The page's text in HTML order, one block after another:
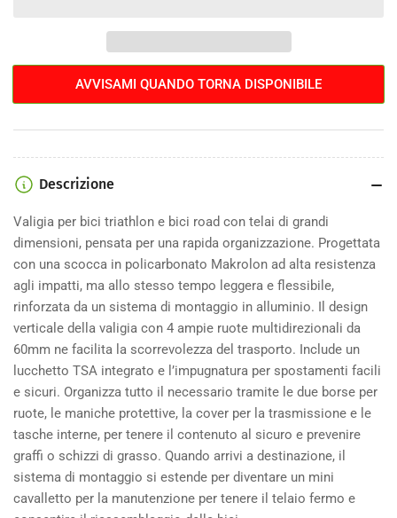
Viaggio
Topeak
Pakgo
TT
Borsa
Da
Viaggio
Topeak
Pakgo
TT
AVVISAMI QUANDO TORNA DISPONIBILE
Descrizione
Valigia per bici triathlon e bici road con telai di grandi
dimensioni, pensata per una rapida organizzazione. Progettata
con una scocca in policarbonato Makrolon ad alta resistenza
agli impatti, ma allo stesso tempo leggera e flessibile,
rinforzata da un sistema di montaggio in alluminio. Il design
verticale della valigia con 4 ampie ruote multidirezionali da
60mm ne facilita la scorrevolezza del trasporto. Include un
lucchetto TSA integrato e l’impugnatura per spostamenti facili
e sicuri. Organizza tutto il necessario tramite le due borse per
ruote, le maniche protettive, la cover per la trasmissione e le
tasche interne, per tenere il contenuto al sicuro e prevenire
graffi o schizzi di grasso. Quando arrivi a destinazione, il
sistema di montaggio si estende per diventare un mini
cavalletto per la manutenzione per tenere il telaio fermo e